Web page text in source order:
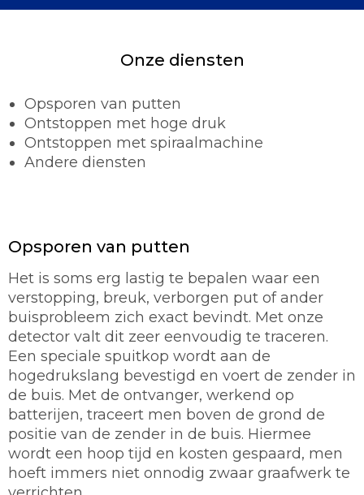
Onze diensten
Opsporen van putten
Ontstoppen met hoge druk
Ontstoppen met spiraalmachine
Andere diensten
Opsporen van putten
Het is soms erg lastig te bepalen waar een
verstopping, breuk, verborgen put of ander
buisprobleem zich exact bevindt. Met onze
detector valt dit zeer eenvoudig te traceren.
Een speciale spuitkop wordt aan de
hogedrukslang bevestigd en voert de zender in
de buis. Met de ontvanger, werkend op
batterijen, traceert men boven de grond de
positie van de zender in de buis. Hiermee
wordt een hoop tijd en kosten gespaard, men
hoeft immers niet onnodig zwaar graafwerk te